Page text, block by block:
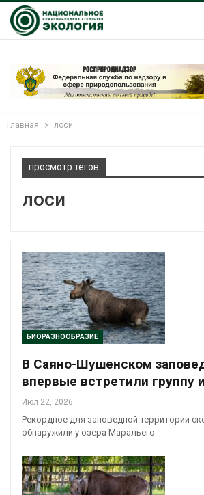
Главная лоси
просмотр тегов
лоси
БИОРАЗНООБРАЗИЕ
В Саяно-Шушенском
впервые встретили группу
Июл 22, 2026
Рекордное для заповедной территории
обнаружили у озера Маральего